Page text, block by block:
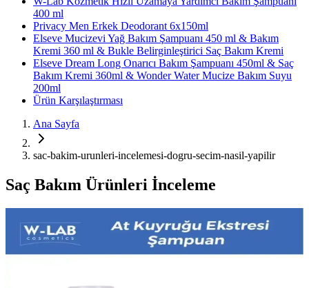
400 ml
Privacy Men Erkek Deodorant 6x150ml
Elseve Mucizevi Yağ Bakım Şampuanı 450 ml & Bakım
Kremi 360 ml & Bukle Belirginleştirici Saç Bakım Kremi
Elseve Dream Long Onarıcı Bakım Şampuanı 450ml & Saç
Bakım Kremi 360ml & Wonder Water Mucize Bakım Suyu
200ml
Ürün Karşılaştırması
Ana Sayfa
sac-bakim-urunleri-incelemesi-dogru-secim-nasil-yapilir
Saç Bakım Ürünleri İnceleme